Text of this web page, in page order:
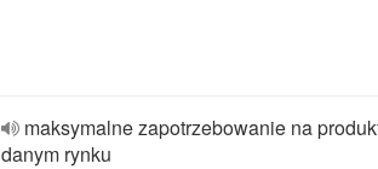
maksymalne zapotrzebowanie na
danym rynku